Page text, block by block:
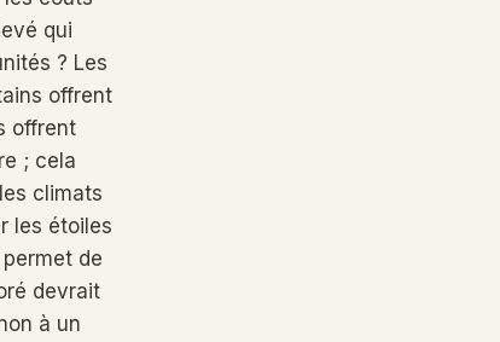
qui
? Les
offrent
offrent
; cela
climats
les étoiles
de
devrait
à un